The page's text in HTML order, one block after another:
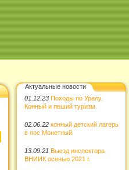
Актуальные новости
01.12.23 Походы по Уралу.
Конный и пеший туризм.
02.06.22 конный детский лагерь
в пос.Монетный.
13.09.21 Выезд инспектора
ВНИИК осенью 2021 г.